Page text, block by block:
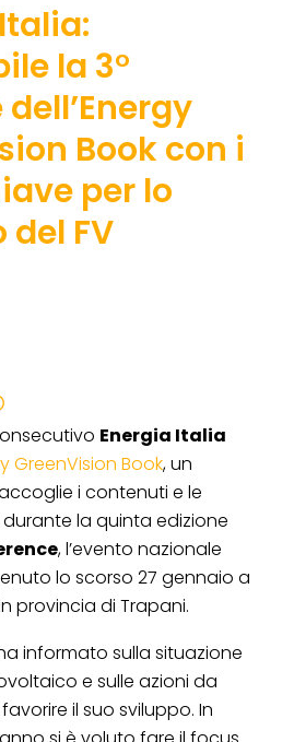
la 3°
Book con i
per lo
FV
Energia Italia
GreenVision Book, un
i contenuti e le
la quinta edizione
, l’evento nazionale
lo scorso 27 gennaio a
provincia di Trapani.
informato sulla situazione
e sulle azioni da
il suo sviluppo. In